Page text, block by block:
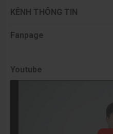
KÊNH THÔNG TIN
Fanpage
Youtube